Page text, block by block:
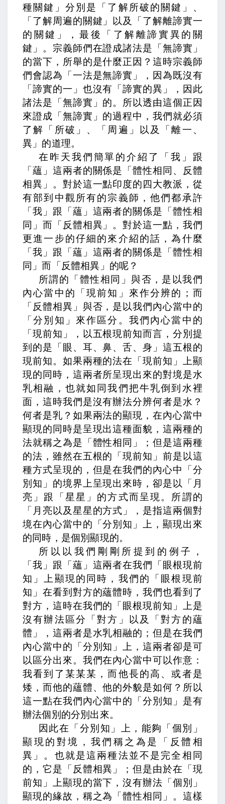
種關鍵」分別是「了解所破的關鍵」、
「了解周遍的關鍵」以及「了解離諦實一
的關鍵」，最後「了解離諦實異的關
鍵」。宗義師們在證成諸法是「無諦實」
的當下，所舉的是什麼正因？這時宗義師
們會認為「一法是無諦實」，因為既沒有
「諦實的一」也沒有「諦實的異」，因此
諸法是「無諦實」的。所以透由這個正因
來證成「無諦實」的過程中，我們就必須
了解「所破」、「周遍」以及「離一、
異」的道理。
在昨天我們簡單的介紹了「我」跟
「蘊」這兩者的關係是「體性相同、反體
相異」。對於這一點印度的四大教派，從
有部到中觀所有的宗義師，他們都承許
「我」跟「蘊」這兩者的關係是「體性相
同」而「反體相異」。對於這一點，我們
更進一步的仔細的來介紹的話，為什麼
「我」跟「蘊」這兩者的關係是「體性相
同」而「反體相異」的呢？
所謂的「體性相同」與否，是以我們
內心當中的「現前知」來作分辨的；而
「反體相異」與否，是以我們內心當中的
「分別知」來作區分。我們內心當中的
「現前知」，以五根現前知而言，分別提
到的是「眼、耳、鼻、舌、身」這五根的
現前知。如果兩種的法在「現前知」上顯
現的同時，這兩者所呈現出來的對境是水
乳相融，也就如同我們把牛乳倒到水裡
面，這時我們是沒有辦法分辨何者是水？
何者是乳？如果兩法的顯現，在內心當中
顯現的同時是呈現出這種面貌，這兩種的
法就稱之為是「體性相同」；但是這兩種
的法，雖然在五根的「現前知」前是以這
種方式呈現的，但是在我們的內心中「分
別知」的境界上呈現出來時，卻是以「月
亮」跟「星星」的方式而呈現。所謂的
「月亮以及星星的方式」，是指這兩個對
境在內心當中的「分別知」上，顯現出來
的同時，是個別顯現的。
所以以我們剛剛所提到的例子，
「我」跟「蘊」這兩者在我們「眼根現前
知」上顯現的同時，我們的「眼根現前
知」在看到對方的蘊體時，我們也看到了
對方，這時在我們的「眼根現前知」上是
沒有辦法區分「對方」以及「對方的蘊
體」，這兩者是水乳相融的；但是在我們
內心當中的「分別知」上，這兩者卻是可
以區分出來。我們在內心當中可以作意：
我看到了某某某，而他長的高、或者是
矮，而他的蘊體、他的外貌是如何？所以
這一點在我們內心當中的「分別知」是有
辦法個別的分別出來。
因此在「分別知」上，能夠「個別」
顯現的對境，我們稱之為是「反體相
異」。也就是這兩種法並不是完全相同
的，它是「反體相異」；但是由於在「現
前知」上顯現的當下，沒有辦法「個別」
顯現的緣故，稱之為「體性相同」。這樣